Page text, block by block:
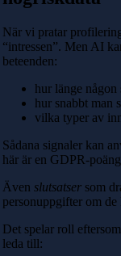
När vi pratar
“intressen”. Men AI
beteenden:
hur länge någon
hur snabbt man
vilka typer av
Sådana signaler kan
här är en GDPR-
Även slutsatser som
personuppgifter om
Det spelar roll
leda till: